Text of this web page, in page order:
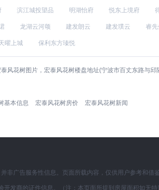
滨江城投望品 明湖怡府 悦东上境府
龙湖云河颂 建发朗云 建发璞云 睿
曜上城 保利东方瑧悦
风花树图片，宏泰风花树楼盘地址(宁波市百丈东路与
基本信息 宏泰风花树房价 宏泰风花树新闻
非广告服务性信息。页面所载内容，仅供用户参考和
开发商的证件信息。（注：本页面所提到房屋面积如无特